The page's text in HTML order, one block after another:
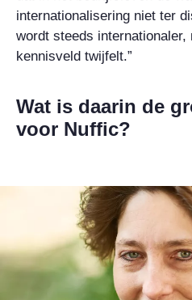
internationalisering niet ter
wordt steeds internationaler,
kennisveld twijfelt.”
Wat is daarin de
voor Nuffic?